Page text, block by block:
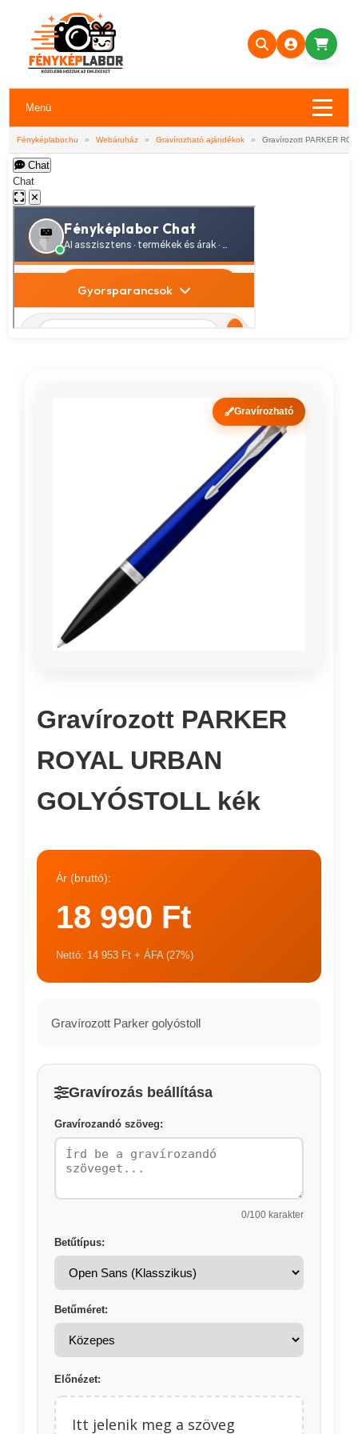
Menü
Fényképlabor.hu » Webáruház » Gravírozható ajándékok » Gravírozott PARKER
Chat
Chat
✕
Gravírozható
Gravírozott PARKER
ROYAL URBAN
GOLYÓSTOLL kék
Ár (bruttó):
18 990 Ft
Nettó: 14 953 Ft + ÁFA (27%)
Gravírozott Parker golyóstoll
Gravírozás beállítása
Gravírozandó szöveg:
0/100 karakter
Betűtípus:
Betűméret:
Előnézet:
Itt jelenik meg a szöveg